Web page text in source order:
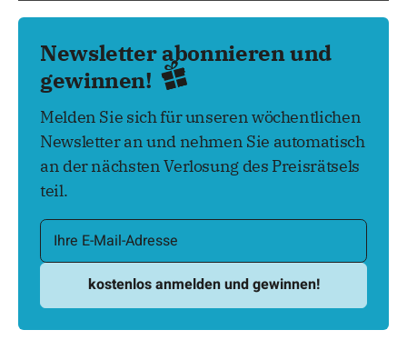
Newsletter abonnieren und
gewinnen!
Melden Sie sich für unseren wöchentlichen
Newsletter an und nehmen Sie automatisch
an der nächsten Verlosung des Preisrätsels
teil.